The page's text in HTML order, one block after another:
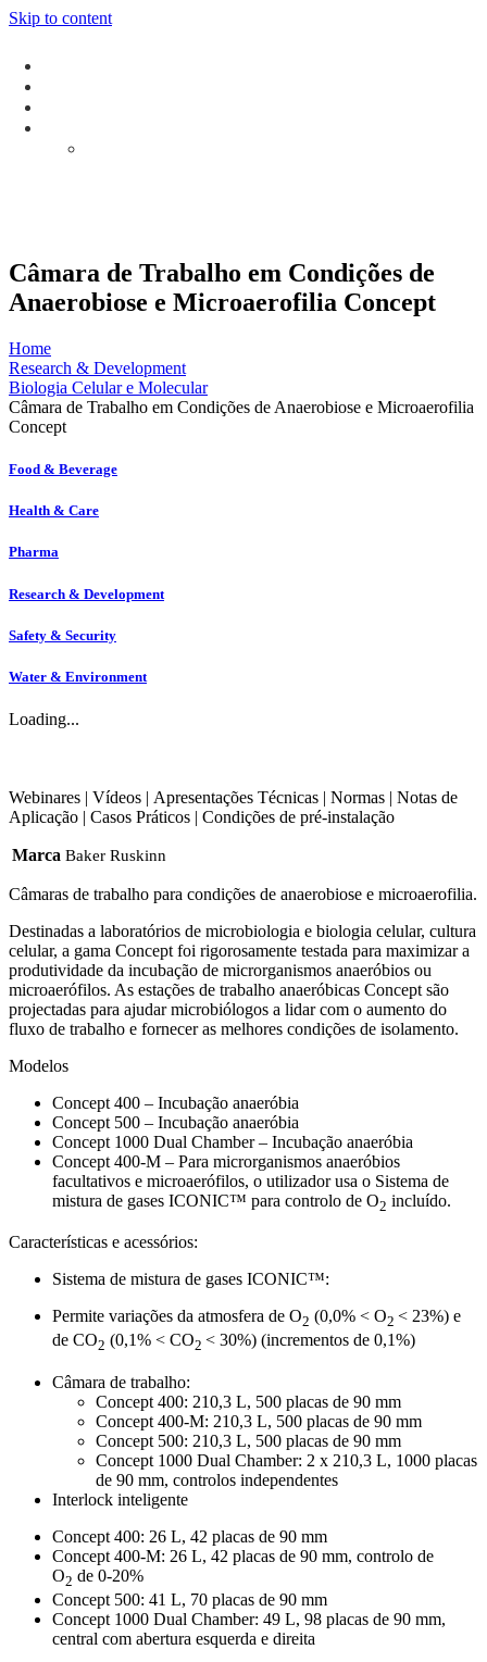
Skip to content
Câmara de Trabalho em Condições de
Anaerobiose e Microaerofilia Concept
Home
Research & Development
Biologia Celular e Molecular
Câmara de Trabalho em Condições de Anaerobiose e Microaerofilia
Concept
Food & Beverage
Health & Care
Pharma
Research & Development
Safety & Security
Water & Environment
Loading...
Webinares | Vídeos | Apresentações Técnicas | Normas | Notas de
Aplicação | Casos Práticos | Condições de pré-instalação
Marca Baker Ruskinn
Câmaras de trabalho para condições de anaerobiose e microaerofilia.
Destinadas a laboratórios de microbiologia e biologia celular, cultura
celular, a gama Concept foi rigorosamente testada para maximizar a
produtividade da incubação de microrganismos anaeróbios ou
microaerófilos. As estações de trabalho anaeróbicas Concept são
projectadas para ajudar microbiólogos a lidar com o aumento do
fluxo de trabalho e fornecer as melhores condições de isolamento.
Modelos
Concept 400 – Incubação anaeróbia
Concept 500 – Incubação anaeróbia
Concept 1000 Dual Chamber – Incubação anaeróbia
Concept 400-M – Para microrganismos anaeróbios
facultativos e microaerófilos, o utilizador usa o Sistema de
mistura de gases ICONIC™ para controlo de O2 incluído.
Características e acessórios:
Sistema de mistura de gases ICONIC™:
Permite variações da atmosfera de O2 (0,0% < O2 < 23%) e
de CO2 (0,1% < CO2 < 30%) (incrementos de 0,1%)
Câmara de trabalho:
Concept 400: 210,3 L, 500 placas de 90 mm
Concept 400-M: 210,3 L, 500 placas de 90 mm
Concept 500: 210,3 L, 500 placas de 90 mm
Concept 1000 Dual Chamber: 2 x 210,3 L, 1000 placas
de 90 mm, controlos independentes
Interlock inteligente
Concept 400: 26 L, 42 placas de 90 mm
Concept 400-M: 26 L, 42 placas de 90 mm, controlo de
O2 de 0-20%
Concept 500: 41 L, 70 placas de 90 mm
Concept 1000 Dual Chamber: 49 L, 98 placas de 90 mm,
central com abertura esquerda e direita